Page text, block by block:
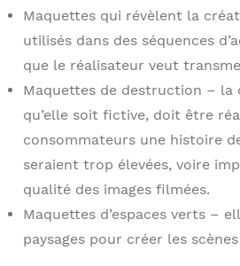
Maquettes qui révèlent la
utilisés dans des séquences
que le réalisateur veut
Maquettes de destruction – la
qu’elle soit fictive, doit être
consommateurs une histoire
seraient trop élevées, voire
qualité des images filmées.
Maquettes d’espaces verts –
paysages pour créer les